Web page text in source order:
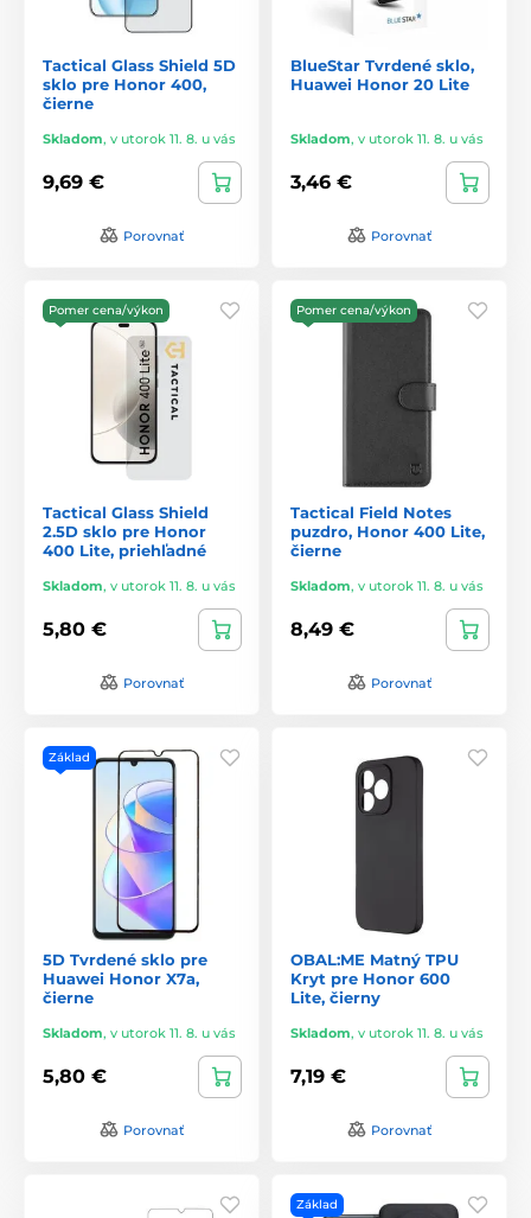
Tactical Glass Shield 5D
sklo pre Honor 400,
čierne
Skladom, v utorok 11. 8. u vás
9,69 €
Porovnať
BlueStar Tvrdené sklo,
Huawei Honor 20 Lite
Skladom, v utorok 11. 8. u vás
3,46 €
Porovnať
Pomer cena/výkon
Tactical Glass Shield
2.5D sklo pre Honor
400 Lite, priehľadné
Skladom, v utorok 11. 8. u vás
5,80 €
Porovnať
Pomer cena/výkon
Tactical Field Notes
puzdro, Honor 400 Lite,
čierne
Skladom, v utorok 11. 8. u vás
8,49 €
Porovnať
Základ
5D Tvrdené sklo pre
Huawei Honor X7a,
čierne
Skladom, v utorok 11. 8. u vás
5,80 €
Porovnať
OBAL:ME Matný TPU
Kryt pre Honor 600
Lite, čierny
Skladom, v utorok 11. 8. u vás
7,19 €
Porovnať
Základ